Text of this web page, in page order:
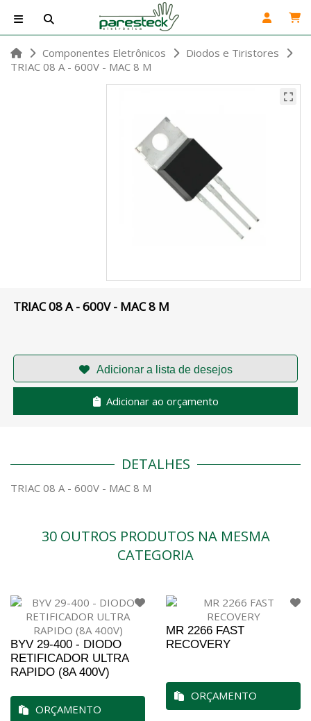
Componentes Eletrônicos
Diodos e Tiristores
TRIAC 08 A - 600V - MAC 8 M
TRIAC 08 A - 600V - MAC 8 M
Adicionar ao orçamento
DETALHES
TRIAC 08 A - 600V - MAC 8 M
30 OUTROS PRODUTOS NA MESMA
CATEGORIA
BYV 29-400 - DIODO
RETIFICADOR ULTRA
RAPIDO (8A 400V)
ORÇAMENTO
MR 2266 FAST
RECOVERY
ORÇAMENTO